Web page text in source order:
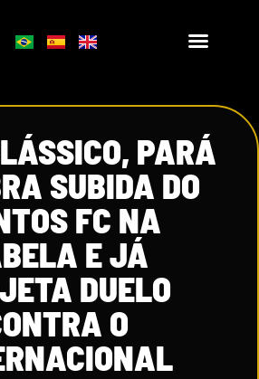
PARÁ
SUBIDA DO
FC NA
E JÁ
DUELO
O